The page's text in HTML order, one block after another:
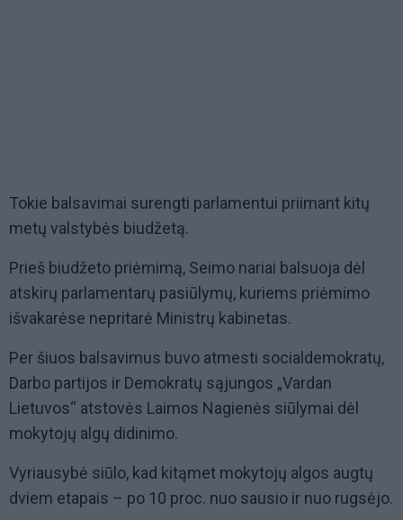
Tokie balsavimai surengti parlamentui priimant kitų
metų valstybės biudžetą.
Prieš biudžeto priėmimą, Seimo nariai balsuoja dėl
atskirų parlamentarų pasiūlymų, kuriems priėmimo
išvakarėse nepritarė Ministrų kabinetas.
Per šiuos balsavimus buvo atmesti socialdemokratų,
Darbo partijos ir Demokratų sąjungos „Vardan
Lietuvos“ atstovės Laimos Nagienės siūlymai dėl
mokytojų algų didinimo.
Vyriausybė siūlo, kad kitąmet mokytojų algos augtų
dviem etapais – po 10 proc. nuo sausio ir nuo rugsėjo.